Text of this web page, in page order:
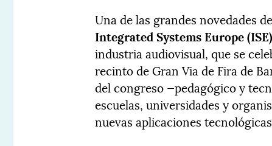
Una de las grandes novedades
Integrated Systems Europe (ISE)
industria audiovisual, que se
recinto de Gran Via de Fira de
del congreso —pedagógico y
escuelas, universidades y
nuevas aplicaciones